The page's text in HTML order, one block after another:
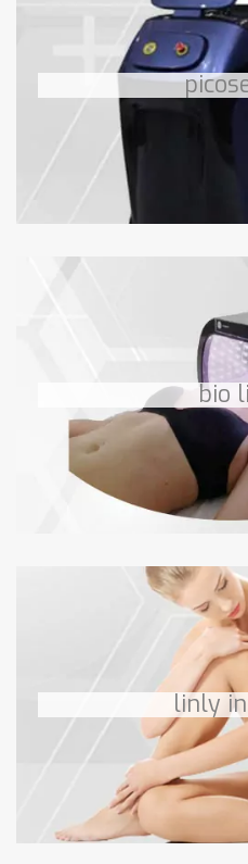
Traitement au laser
bio
BIO
linly
LINLY
en